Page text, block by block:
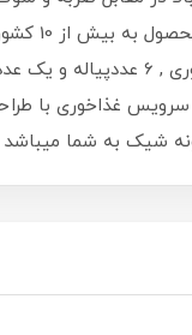
شامل : 6 عدد بشقاب غذاخوری, 6 عدد
شما هم اگر دنبال سرویس
شیک به شما میباشد